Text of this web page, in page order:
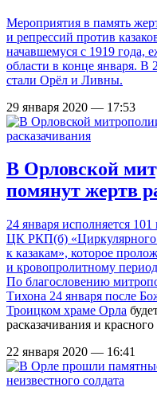
Мероприятия в память
и репрессий против
начавшемуся с 1919 года,
области в конце января. В
стали Орёл и Ливны.
29 января 2020 — 17:53
В Орловской
помянут жертв
24 января исполняется
ЦК РКП(б)
к казакам», которое
и кровопролитному
По благословению
Тихона 24 января после
Троицком храме Орла
расказачивания и красного
22 января 2020 — 16:41